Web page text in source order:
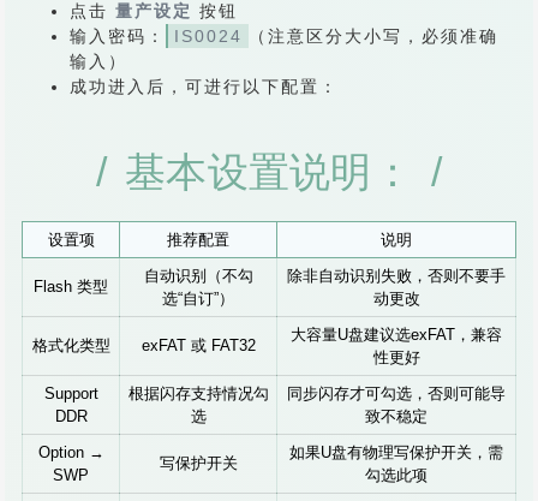
点击 量产设定 按钮
输入密码：
IS0024
（注意区分大小写，必须准确
输入）
成功进入后，可进行以下配置：
基本设置说明：
设置项 推荐配置 说明
Flash 类型
自动识别（不勾
选“自订”）
除非自动识别失败，否则不要手
动更改
格式化类型 exFAT 或 FAT32
大容量U盘建议选exFAT，兼容
性更好
Support
DDR
根据闪存支持情况勾
选
同步闪存才可勾选，否则可能导
致不稳定
Option →
SWP
写保护开关
如果U盘有物理写保护开关，需
勾选此项